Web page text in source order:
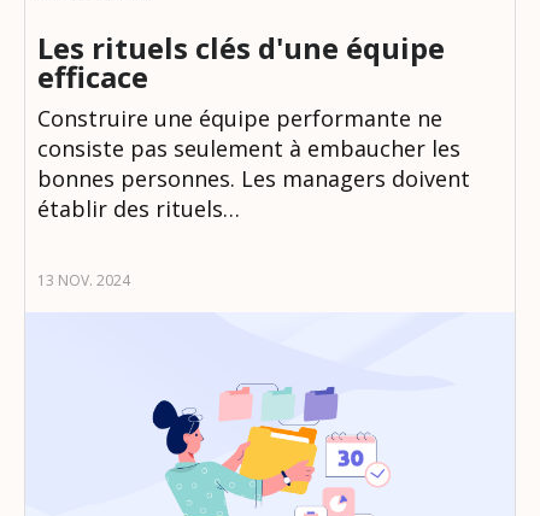
Les rituels clés d'une équipe
efficace
Construire une équipe performante ne
consiste pas seulement à embaucher les
bonnes personnes. Les managers doivent
établir des rituels…
13 NOV. 2024